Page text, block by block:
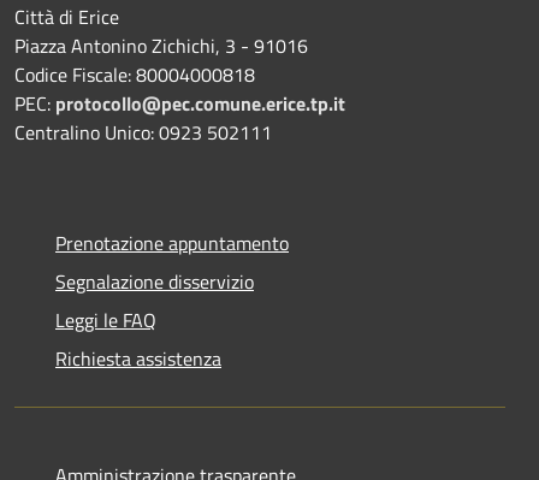
Città di Erice
Piazza Antonino Zichichi, 3 - 91016
Codice Fiscale: 80004000818
PEC: protocollo@pec.comune.erice.tp.it
Centralino Unico: 0923 502111
Prenotazione appuntamento
Segnalazione disservizio
Leggi le FAQ
Richiesta assistenza